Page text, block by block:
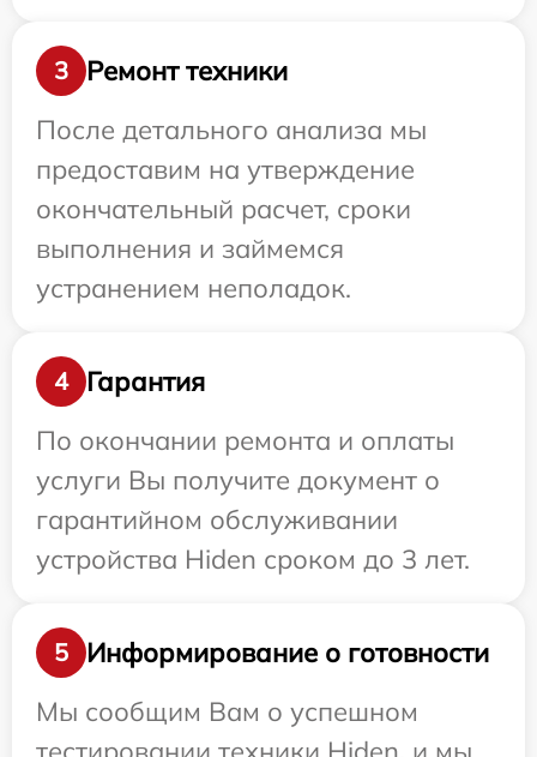
3
Ремонт техники
После детального анализа мы
предоставим на утверждение
окончательный расчет, сроки
выполнения и займемся
устранением неполадок.
4
Гарантия
По окончании ремонта и оплаты
услуги Вы получите документ о
гарантийном обслуживании
устройства Hiden сроком до 3 лет.
5
Информирование о готовности
Мы сообщим Вам о успешном